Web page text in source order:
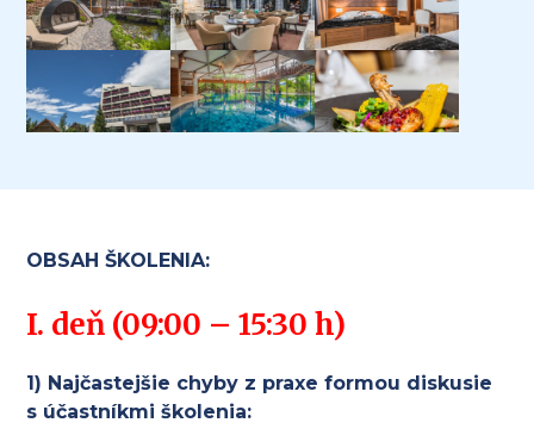
OBSAH ŠKOLENIA:
I. deň (09:00 – 15:30 h)
1) Najčastejšie chyby z praxe formou diskusie
s účastníkmi školenia: